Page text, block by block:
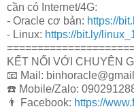
cần có Internet/4G:
- Oracle cơ bản: https://
- Linux: https://bit.ly/
KẾT NỐI VỚI CHUYÊN
📧 Mail:
☎️ Mobile/Zalo:
👨 Facebook: https://